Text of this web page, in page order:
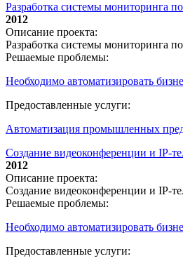
Разработка системы мониторинга
2012
Описание проекта:
Разработка системы мониторинга
Решаемые проблемы:
Необходимо автоматизировать
Предоставленные услуги:
Автоматизация промышленных
Создание видеоконференции и IP-
2012
Описание проекта:
Создание видеоконференции и IP-
Решаемые проблемы:
Необходимо автоматизировать
Предоставленные услуги: